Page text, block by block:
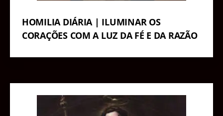
HOMILIA DIÁRIA | ILUMINAR OS
CORAÇÕES COM A LUZ DA FÉ E DA RAZÃO